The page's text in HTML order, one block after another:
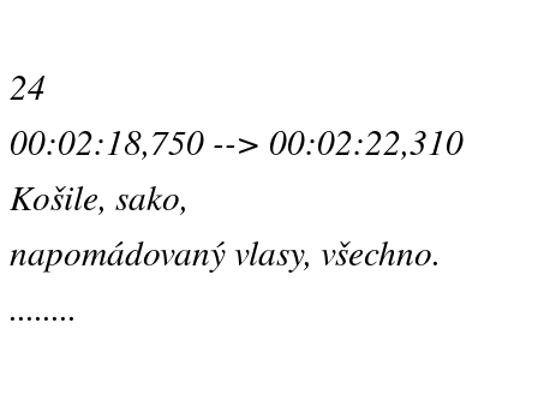
24
00:02:18,750 --> 00:02:22,310
Košile, sako,
napomádovaný vlasy, všechno.
........